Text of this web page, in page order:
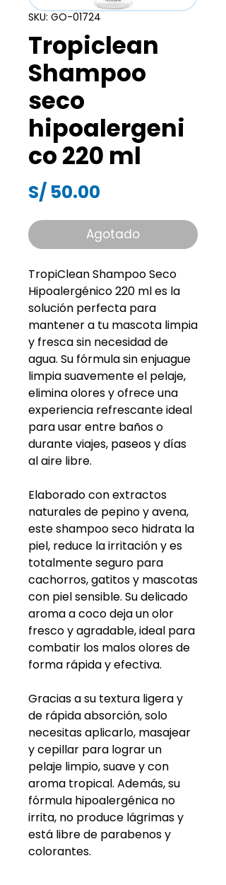
SKU: GO-01724
Tropiclean
Shampoo
seco
hipoalergeni
co 220 ml
S/ 50.00
Agotado
TropiClean Shampoo Seco
Hipoalergénico 220 ml es la
solución perfecta para
mantener a tu mascota limpia
y fresca sin necesidad de
agua. Su fórmula sin enjuague
limpia suavemente el pelaje,
elimina olores y ofrece una
experiencia refrescante ideal
para usar entre baños o
durante viajes, paseos y días
al aire libre.
Elaborado con extractos
naturales de pepino y avena,
este shampoo seco hidrata la
piel, reduce la irritación y es
totalmente seguro para
cachorros, gatitos y mascotas
con piel sensible. Su delicado
aroma a coco deja un olor
fresco y agradable, ideal para
combatir los malos olores de
forma rápida y efectiva.
Gracias a su textura ligera y
de rápida absorción, solo
necesitas aplicarlo, masajear
y cepillar para lograr un
pelaje limpio, suave y con
aroma tropical. Además, su
fórmula hipoalergénica no
irrita, no produce lágrimas y
está libre de parabenos y
colorantes.